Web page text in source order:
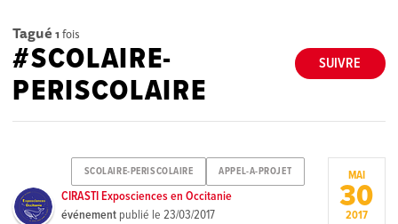
Tagué 1 fois
SUIVRE
#SCOLAIRE-
PERISCOLAIRE
SCOLAIRE-PERISCOLAIRE APPEL-A-PROJET
CIRASTI Exposciences en Occitanie
événement publié le23/03/2017
MAI
30
2017